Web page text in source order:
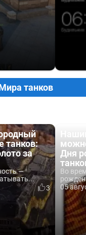
танков
танков:
за
—
3
Дня
Во
05